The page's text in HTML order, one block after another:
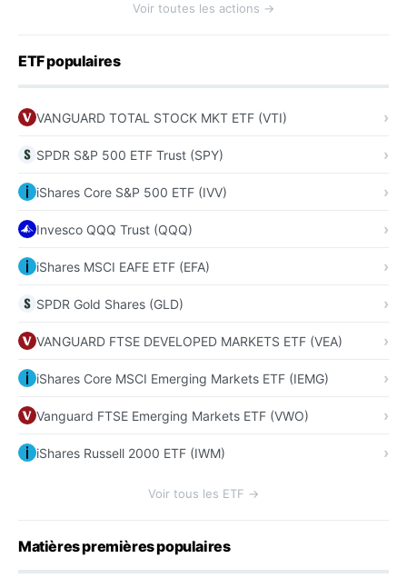
Voir toutes les actions →
ETF populaires
VANGUARD TOTAL STOCK MKT ETF (VTI)
SPDR S&P 500 ETF Trust (SPY)
iShares Core S&P 500 ETF (IVV)
Invesco QQQ Trust (QQQ)
iShares MSCI EAFE ETF (EFA)
SPDR Gold Shares (GLD)
VANGUARD FTSE DEVELOPED MARKETS ETF (VEA)
iShares Core MSCI Emerging Markets ETF (IEMG)
Vanguard FTSE Emerging Markets ETF (VWO)
iShares Russell 2000 ETF (IWM)
Voir tous les ETF →
Matières premières populaires